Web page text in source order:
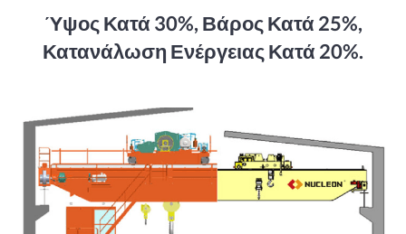
Ύψος Κατά 30%, Βάρος Κατά 25%,
Κατανάλωση Ενέργειας Κατά 20%.